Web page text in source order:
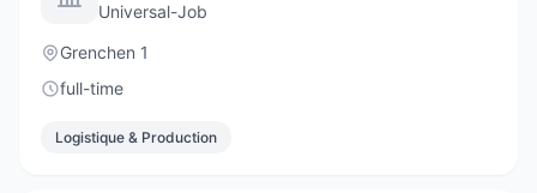
Universal-Job
Grenchen 1
full-time
Logistique & Production